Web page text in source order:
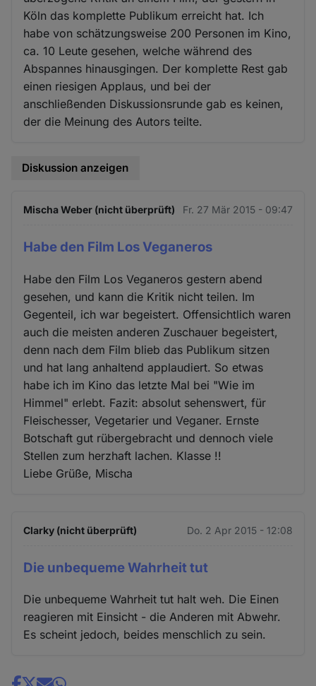
Köln das komplette Publikum erreicht hat. Ich
habe von schätzungsweise 200 Personen im Kino,
ca. 10 Leute gesehen, welche während des
Abspannes hinausgingen. Der komplette Rest gab
einen riesigen Applaus, und bei der
anschließenden Diskussionsrunde gab es keinen,
der die Meinung des Autors teilte.
Diskussion anzeigen
Mischa Weber (nicht überprüft) Fr. 27 Mär 2015 - 09:47
Habe den Film Los Veganeros
Habe den Film Los Veganeros gestern abend
gesehen, und kann die Kritik nicht teilen. Im
Gegenteil, ich war begeistert. Offensichtlich waren
auch die meisten anderen Zuschauer begeistert,
denn nach dem Film blieb das Publikum sitzen
und hat lang anhaltend applaudiert. So etwas
habe ich im Kino das letzte Mal bei "Wie im
Himmel" erlebt. Fazit: absolut sehenswert, für
Fleischesser, Vegetarier und Veganer. Ernste
Botschaft gut rübergebracht und dennoch viele
Stellen zum herzhaft lachen. Klasse !!
Liebe Grüße, Mischa
Clarky (nicht überprüft) Do. 2 Apr 2015 - 12:08
Die unbequeme Wahrheit tut
Die unbequeme Wahrheit tut halt weh. Die Einen
reagieren mit Einsicht - die Anderen mit Abwehr.
Es scheint jedoch, beides menschlich zu sein.